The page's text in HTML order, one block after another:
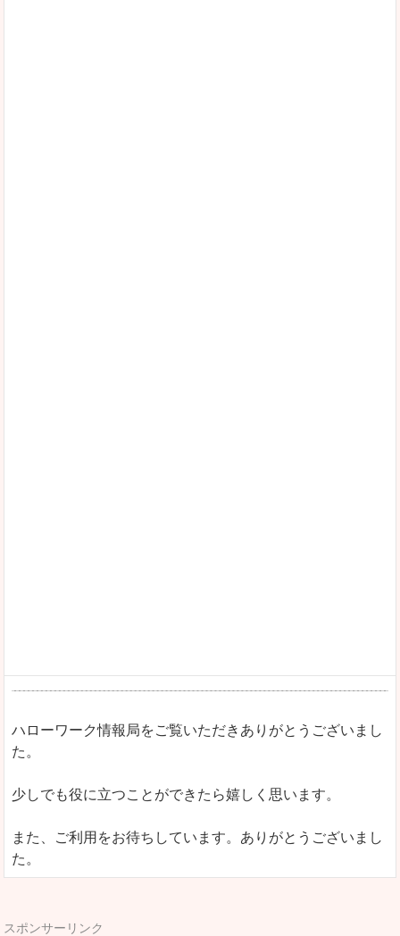
ハローワーク情報局をご覧いただきありがとうございまし
た。
少しでも役に立つことができたら嬉しく思います。
また、ご利用をお待ちしています。ありがとうございまし
た。
スポンサーリンク